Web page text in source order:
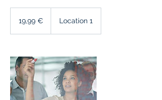
19,99 € Location 1